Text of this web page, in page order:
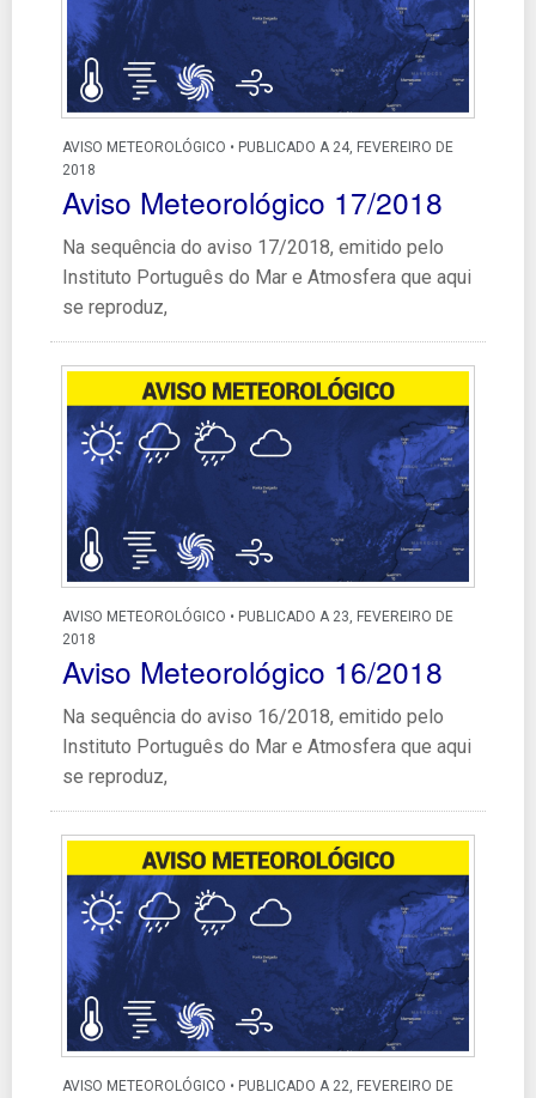
AVISO METEOROLÓGICO • PUBLICADO A 24, FEVEREIRO DE
2018
Aviso Meteorológico 17/2018
Na sequência do aviso 17/2018, emitido pelo
Instituto Português do Mar e Atmosfera que aqui
se reproduz,
AVISO METEOROLÓGICO • PUBLICADO A 23, FEVEREIRO DE
2018
Aviso Meteorológico 16/2018
Na sequência do aviso 16/2018, emitido pelo
Instituto Português do Mar e Atmosfera que aqui
se reproduz,
AVISO METEOROLÓGICO • PUBLICADO A 22, FEVEREIRO DE